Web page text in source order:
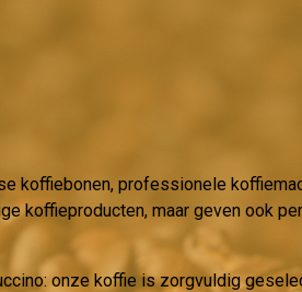
koffiebonen, professionele
koffieproducten, maar geven ook
onze koffie is zorgvuldig